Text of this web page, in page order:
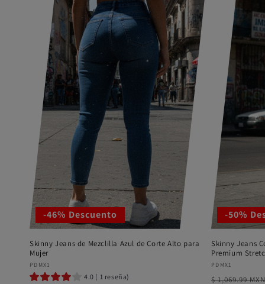
-46% Descuento
Skinny Jeans de Mezclilla Azul de Corte Alto para
Mujer
Proveedor:
PDMX1
4.0 ( 1 reseña)
-50%
Skinny Jeans
Premium
Proveedor:
PDMX1
Precio
$ 1,069.99 MXN